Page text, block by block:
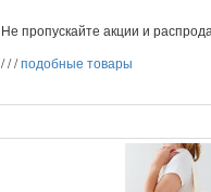
Не пропускайте акции и
///подобные товары